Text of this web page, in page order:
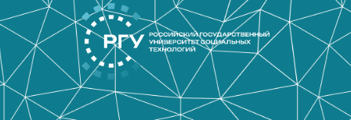
Перейти к основному содержанию